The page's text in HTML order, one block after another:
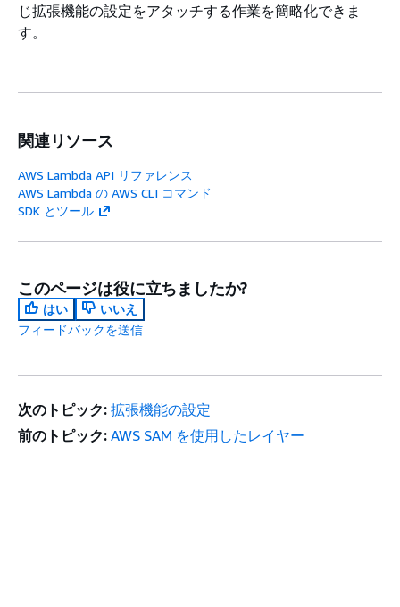
じ拡張機能の設定をアタッチする作業を簡略化できま
す。
関連リソース
AWS Lambda API リファレンス
AWS Lambda の AWS CLI コマンド
SDK とツール
このページは役に立ちましたか?
はい
いいえ
フィードバックを送信
次のトピック: 拡張機能の設定
前のトピック: AWS SAM を使用したレイヤー